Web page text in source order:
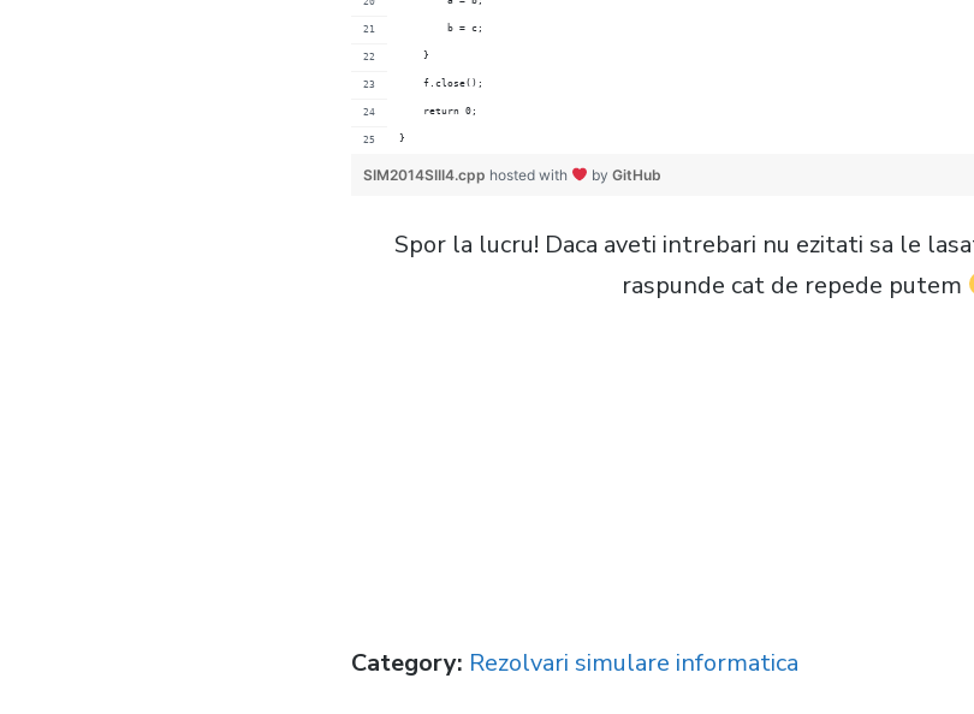
    }
    return 0;
}
SIM2014SIII4.cpp hosted with by GitHub
Spor la lucru! Daca aveti intrebari nu ezitati sa le
raspunde cat de repede putem
Category: Rezolvari simulare informatica